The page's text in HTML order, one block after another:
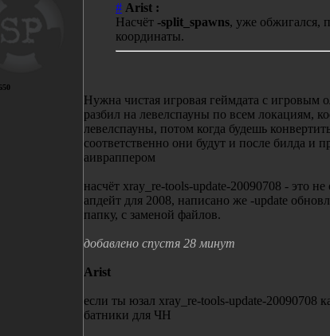
# Arist :
Насчёт -split_spawns, уже обжигался,
координаты.
Нужна чистая игровая геймдата с игровым
разбил на левелспауны по всем локациям,
левелспауны, потом когда будешь
соответственно они будут и после билда и
аивраппером
насчёт xray_re-tools-update-20090708 - это
апдейт для 2008, написано же -update
папку, с заменой файлов.
добавлено спустя 28 минут
Arist
если ты юзал xray_re-tools-update-20090708
батники для ЧН